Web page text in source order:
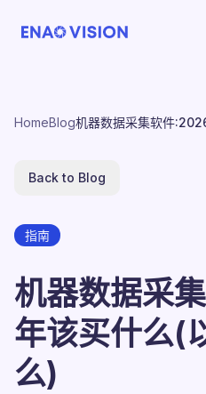
HomeBlog机器数据采集软件
Back to Blog
指南
机器数据采
年该买什么(
么)